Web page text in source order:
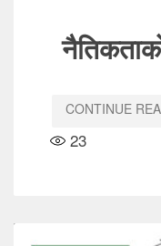
CONTINUE
23